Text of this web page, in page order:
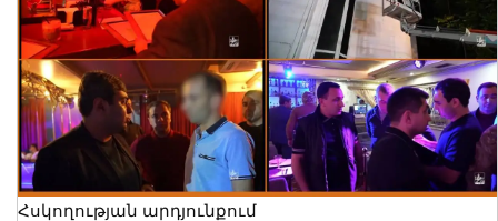
Հսկողության արդյունքում